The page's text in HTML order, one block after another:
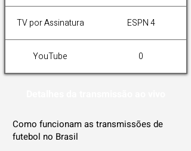
TV por Assinatura ESPN 4
YouTube 0
Como funcionam as transmissões de
futebol no Brasil